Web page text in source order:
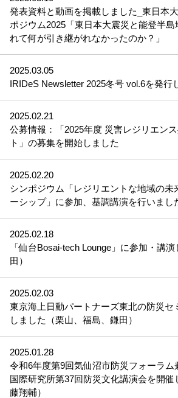
発表資料と動画を掲載しました_東日本
ポジウム2025「東日本大震災と能登半
れて何が引き継がれなかったのか？」
2025.03.05
IRIDeS Newsletter 2025冬号 vol.6を発行
2025.02.21
公募情報：「2025年度 災害レジリエン
ト」の募集を開始しました
2025.02.20
シンポジウム「レジリエントな地域の未
ーシップ」に参加、基調講演を行いまし
2025.02.18
「仙台Bosai-tech Lounge」に参加・講
田）
2025.02.03
東京海上日動パートナーズ東北の防災セ
しました（栗山、福島、鎌田）
2025.01.28
令和6年度第9回気仙沼市防災フォーラム
国際研究所第37回防災文化講演会を開催
藤翔輔）